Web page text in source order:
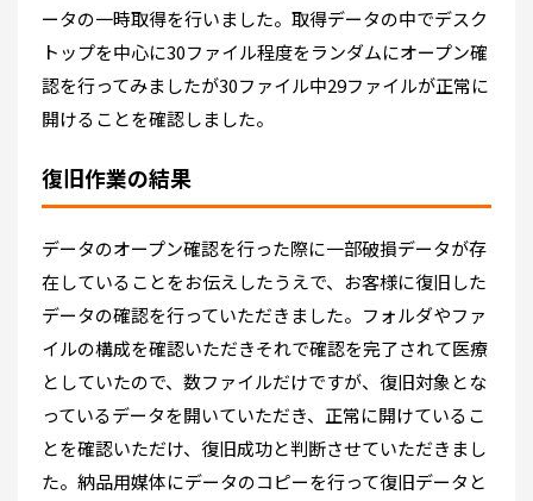
ータの一時取得を行いました。取得データの中でデスク
トップを中心に30ファイル程度をランダムにオープン確
認を行ってみましたが30ファイル中29ファイルが正常に
開けることを確認しました。
復旧作業の結果
データのオープン確認を行った際に一部破損データが存
在していることをお伝えしたうえで、お客様に復旧した
データの確認を行っていただきました。フォルダやファ
イルの構成を確認いただきそれで確認を完了されて医療
としていたので、数ファイルだけですが、復旧対象とな
っているデータを開いていただき、正常に開けているこ
とを確認いただけ、復旧成功と判断させていただきまし
た。納品用媒体にデータのコピーを行って復旧データと